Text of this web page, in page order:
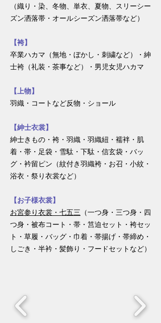
（織り・染、冬物、単衣、夏物、スリーシー
ズン洒落帯・オールシーズン洒落帯など）
【袴】
卒業ハカマ（無地・ぼかし・刺繍など）・紳
士袴（礼装・茶事など）・男児女児ハカマ
【上物】
羽織・コートなど反物・ショール
【紳士衣裳】
紳士きもの・袴・羽織・羽織紐・襦袢・肌
着・帯・足袋・雪駄・下駄・信玄袋・バッ
グ・衿留ピン（紋付き羽織袴・お召・小紋・
浴衣・祭り衣裳など）
【お子様衣裳】
お宮参り衣裳・七五三 （一つ身・三つ身・四
つ身・被布コート・帯・筥迫セット・袴セッ
ト・草履・バッグ・巾着・帯揚げ・帯締め・
しごき・半衿・髪飾り・フードセットなど）